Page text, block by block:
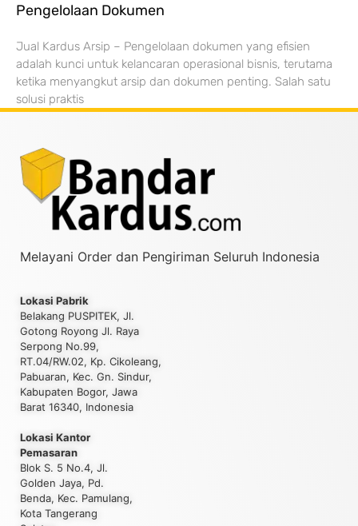
Pengelolaan Dokumen
Jual Kardus Arsip – Pengelolaan dokumen yang efisien
adalah kunci untuk kelancaran operasional bisnis, terutama
ketika menyangkut arsip dan dokumen penting. Salah satu
solusi praktis
Melayani Order dan Pengiriman Seluruh Indonesia
Lokasi Pabrik
Belakang PUSPITEK, Jl.
Gotong Royong Jl. Raya
Serpong No.99,
RT.04/RW.02, Kp. Cikoleang,
Pabuaran, Kec. Gn. Sindur,
Kabupaten Bogor, Jawa
Barat 16340, Indonesia
Lokasi Kantor
Pemasaran
Blok S. 5 No.4, Jl.
Golden Jaya, Pd.
Benda, Kec. Pamulang,
Kota Tangerang